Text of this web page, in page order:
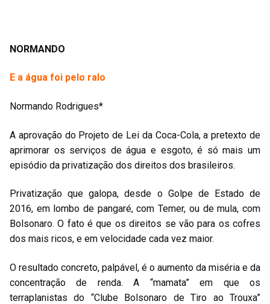
NORMANDO
E a água foi pelo ralo
Normando Rodrigues*
A aprovação do Projeto de Lei da Coca-Cola, a pretexto de
aprimorar os serviços de água e esgoto, é só mais um
episódio da privatização dos direitos dos brasileiros.
Privatização que galopa, desde o Golpe de Estado de
2016, em lombo de pangaré, com Temer, ou de mula, com
Bolsonaro. O fato é que os direitos se vão para os cofres
dos mais ricos, e em velocidade cada vez maior.
O resultado concreto, palpável, é o aumento da miséria e da
concentração de renda. A “mamata” em que os
terraplanistas do “Clube Bolsonaro de Tiro ao Trouxa”